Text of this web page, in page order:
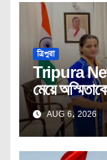
ত্রিপুরা
Tripura
মেয়ে
AUG 6, 2026